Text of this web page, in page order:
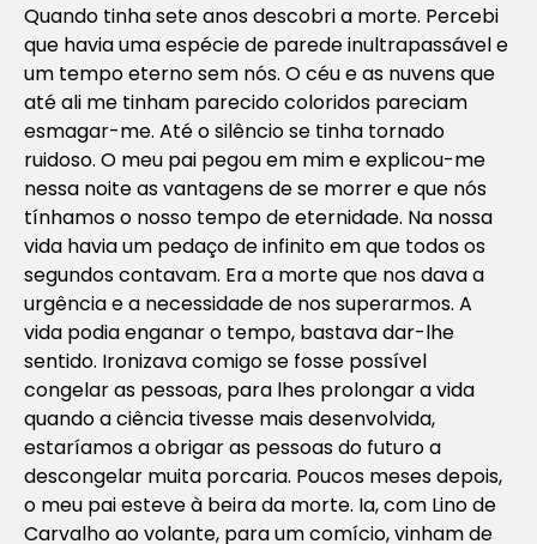
Quando tinha sete anos descobri a morte. Percebi
que havia uma espécie de parede inultrapassável e
um tempo eterno sem nós. O céu e as nuvens que
até ali me tinham parecido coloridos pareciam
esmagar-me. Até o silêncio se tinha tornado
ruidoso. O meu pai pegou em mim e explicou-me
nessa noite as vantagens de se morrer e que nós
tínhamos o nosso tempo de eternidade. Na nossa
vida havia um pedaço de infinito em que todos os
segundos contavam. Era a morte que nos dava a
urgência e a necessidade de nos superarmos. A
vida podia enganar o tempo, bastava dar-lhe
sentido. Ironizava comigo se fosse possível
congelar as pessoas, para lhes prolongar a vida
quando a ciência tivesse mais desenvolvida,
estaríamos a obrigar as pessoas do futuro a
descongelar muita porcaria. Poucos meses depois,
o meu pai esteve à beira da morte. Ia, com Lino de
Carvalho ao volante, para um comício, vinham de